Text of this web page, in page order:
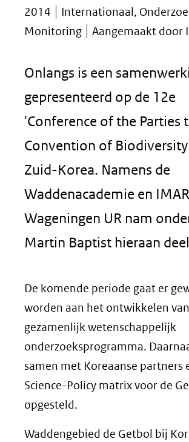
2014
Internationaal,
Monitoring
Aangemaakt door
Onlangs is een
gepresenteerd op de 12e
'Conference of the Parties
Convention of Biodiversity
Zuid-Korea. Namens de
Waddenacademie en
Wageningen UR nam
Martin Baptist hieraan
De komende periode gaat er
worden aan het ontwikkelen
gezamenlijk wetenschappelijk
onderzoeksprogramma.
samen met Koreaanse partners
Science-Policy matrix voor de
opgesteld.
Waddengebied de Getbol bij